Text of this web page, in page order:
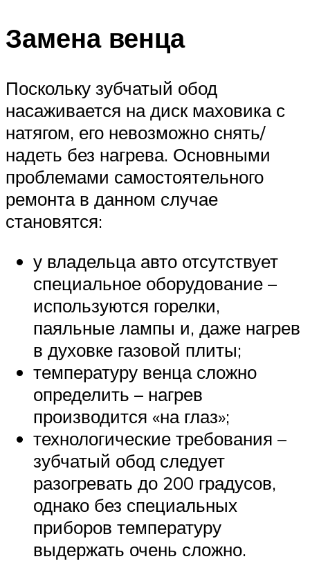
Замена венца
Поскольку зубчатый обод
насаживается на диск маховика с
натягом, его невозможно снять/
надеть без нагрева. Основными
проблемами самостоятельного
ремонта в данном случае
становятся:
у владельца авто отсутствует
специальное оборудование –
используются горелки,
паяльные лампы и, даже нагрев
в духовке газовой плиты;
температуру венца сложно
определить – нагрев
производится «на глаз»;
технологические требования –
зубчатый обод следует
разогревать до 200 градусов,
однако без специальных
приборов температуру
выдержать очень сложно.